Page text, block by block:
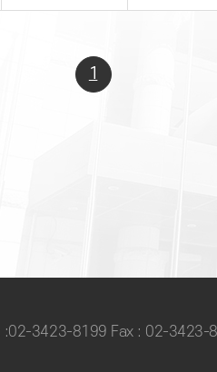
1
:02-3423-8199 Fax : 02-3423-